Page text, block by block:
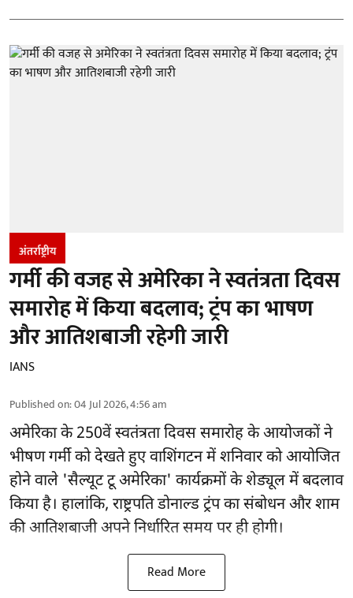
अंतर्राष्ट्रीय
गर्मी की वजह से अमेरिका ने स्वतंत्रता दिवस
समारोह में किया बदलाव; ट्रंप का भाषण
और आतिशबाजी रहेगी जारी
IANS
Published on:04 Jul 2026, 4:56 am
अमेरिका के 250वें स्वतंत्रता दिवस समारोह के आयोजकों ने
भीषण गर्मी को देखते हुए वाशिंगटन में शनिवार को आयोजित
होने वाले 'सैल्यूट टू अमेरिका' कार्यक्रमों के शेड्यूल में बदलाव
किया है। हालांकि, राष्ट्रपति डोनाल्ड ट्रंप का संबोधन और शाम
की आतिशबाजी अपने निर्धारित समय पर ही होगी।
Read More